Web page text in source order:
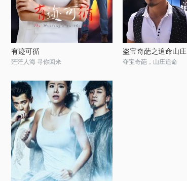
有迹可循
茫茫人海 寻你回来
盗宝奇葩之追命山庄
夺宝奇葩，山庄追命